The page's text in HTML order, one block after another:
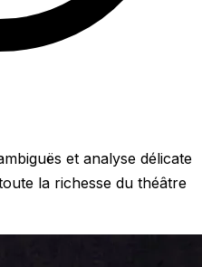
et analyse délicate
la richesse du théâtre